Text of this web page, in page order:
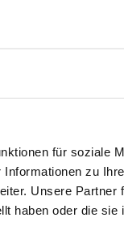
für soziale
zu
Unsere Partner
haben oder die sie